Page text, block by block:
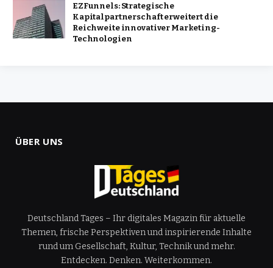
EZFunnels: Strategische
Kapitalpartnerschaft erweitert die
Reichweite innovativer Marketing-
Technologien
ÜBER UNS
Deutschland Tages – Ihr digitales Magazin für aktuelle
Themen, frische Perspektiven und inspirierende Inhalte
rund um Gesellschaft, Kultur, Technik und mehr.
Entdecken. Denken. Weiterkommen.